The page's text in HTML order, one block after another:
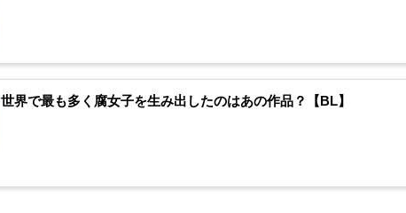
世界で最も多く腐女子を生み出したのはあの作品？【BL】